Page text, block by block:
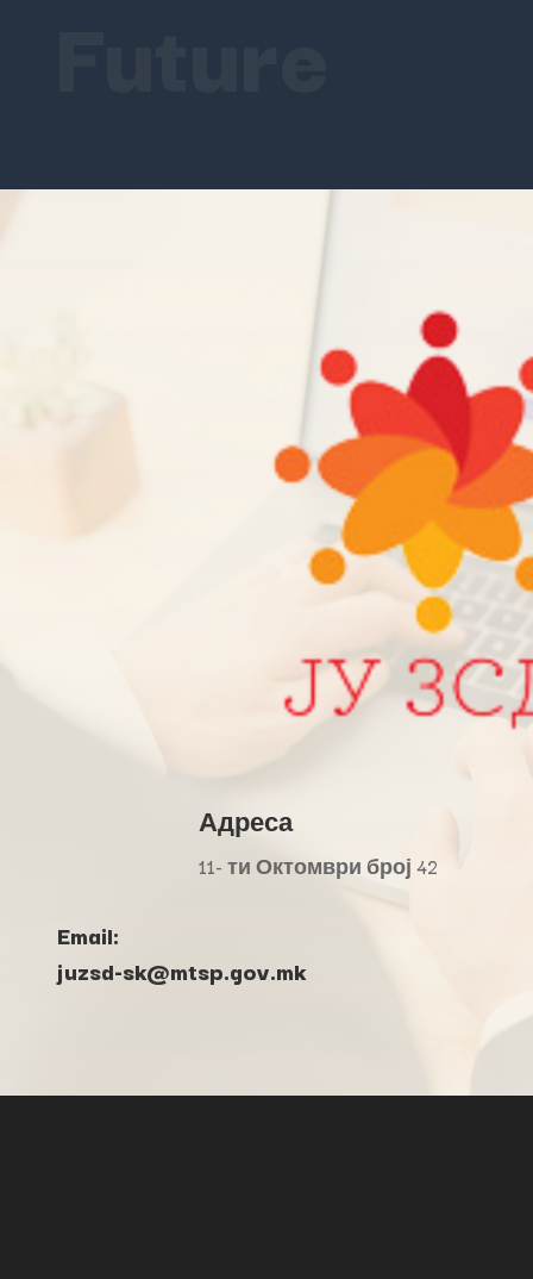
Адреса
11- ти Октомври број 42
Email:
juzsd-sk@mtsp.gov.mk